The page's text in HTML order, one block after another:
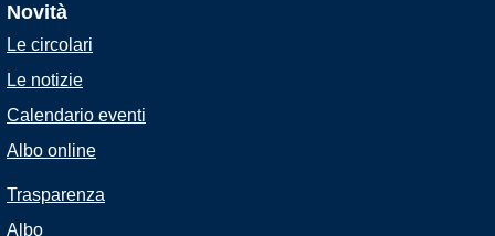
Novità
Le circolari
Le notizie
Calendario eventi
Albo online
Trasparenza
Albo